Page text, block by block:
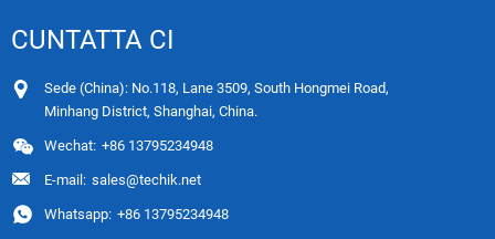
CUNTATTA CI
Sede (China): No.118, Lane 3509, South Hongmei Road,
Minhang District, Shanghai, China.
Wechat: +86 13795234948
E-mail: sales@techik.net
Whatsapp: +86 13795234948